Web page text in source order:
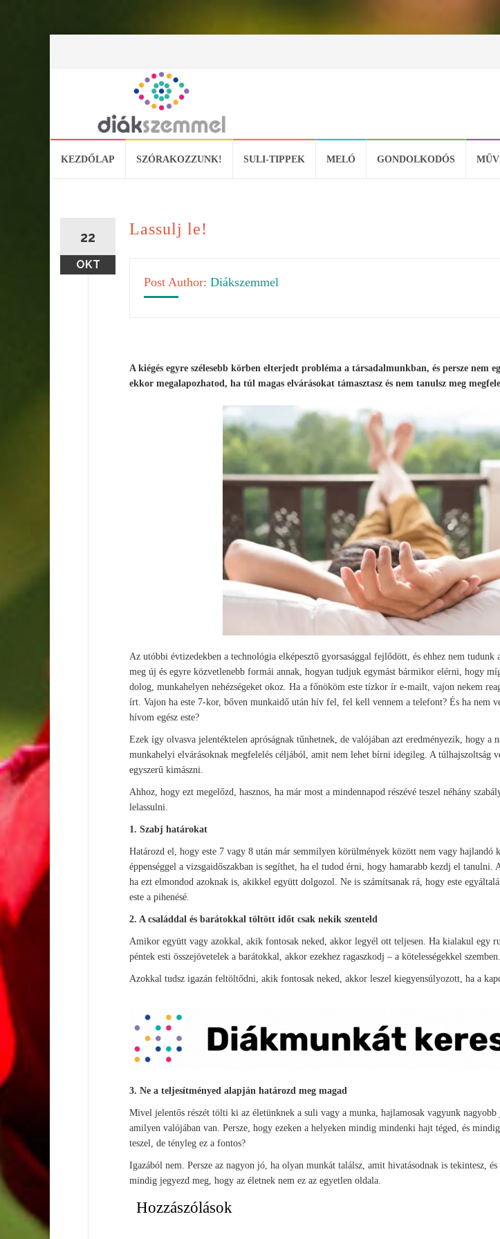
KEZDŐLAP SZÓRAKOZZUNK! SULI-TIPPEK MELÓ GONDOLKODÓS
22
OKT
Lassulj le!
Post Author: Diákszemmel
A kiégés egyre szélesebb körben elterjedt probléma a társadalmunkban, és persze nem
ekkor megalapozhatod, ha túl magas elvárásokat támasztasz és nem tanulsz meg
Az utóbbi évtizedekben a technológia elképesztő gyorsasággal fejlődött, és ehhez nem
meg új és egyre közvetlenebb formái annak, hogyan tudjuk egymást bármikor elérni, hogy
dolog, munkahelyen nehézségeket okoz. Ha a főnököm este tízkor ír e-mailt, vajon nekem
írt. Vajon ha este 7-kor, bőven munkaidő után hív fel, fel kell vennem a telefont? És ha nem
hívom egész este?
Ezek így olvasva jelentéktelen apróságnak tűnhetnek, de valójában azt eredményezik, hogy a
munkahelyi elvárásoknak megfelelés céljából, amit nem lehet bírni idegileg. A túlhajszoltság
egyszerű kimászni.
Ahhoz, hogy ezt megelőzd, hasznos, ha már most a mindennapod részévé teszel néhány
lelassulni.
1. Szabj határokat
Határozd el, hogy este 7 vagy 8 után már semmilyen körülmények között nem vagy hajlandó
éppenséggel a vizsgaidőszakban is segíthet, ha el tudod érni, hogy hamarabb kezdj el
ha ezt elmondod azoknak is, akikkel együtt dolgozol. Ne is számítsanak rá, hogy este
este a pihenésé.
2. A családdal és barátokkal töltött időt csak nekik szenteld
Amikor együtt vagy azokkal, akik fontosak neked, akkor legyél ott teljesen. Ha kialakul egy
péntek esti összejövetelek a barátokkal, akkor ezekhez ragaszkodj – a kötelességekkel szemben.
Azokkal tudsz igazán feltöltődni, akik fontosak neked, akkor leszel kiegyensúlyozott, ha a
3. Ne a teljesítményed alapján határozd meg magad
Mivel jelentős részét tölti ki az életünknek a suli vagy a munka, hajlamosak vagyunk
amilyen valójában van. Persze, hogy ezeken a helyeken mindig mindenki hajt téged, és
teszel, de tényleg ez a fontos?
Igazából nem. Persze az nagyon jó, ha olyan munkát találsz, amit hivatásodnak is tekintesz,
mindig jegyezd meg, hogy az életnek nem ez az egyetlen oldala.
Hozzászólások